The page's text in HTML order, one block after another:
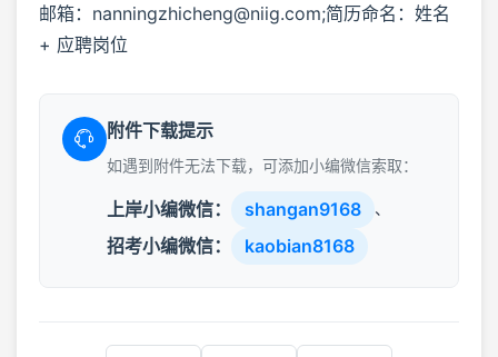
邮箱：nanningzhicheng@niig.com;简历命名：姓名
+ 应聘岗位
附件下载提示
如遇到附件无法下载，可添加小编微信索取：
上岸小编微信： shangan9168 、
招考小编微信： kaobian8168